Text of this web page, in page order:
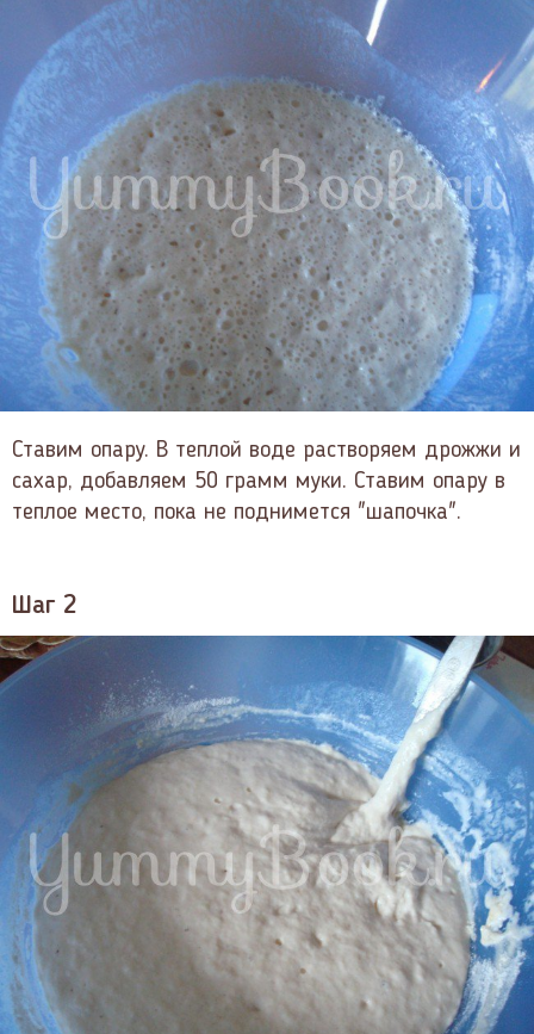
Ставим опару. В теплой воде растворяем дрожжи и
сахар, добавляем 50 грамм муки. Ставим опару в
теплое место, пока не поднимется "шапочка".
Шаг 2